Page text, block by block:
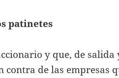
patinetes
y que, de
contra de las empresas